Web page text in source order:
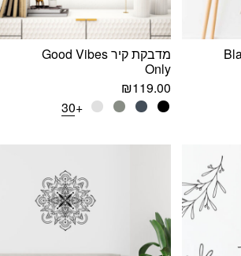
מדבקת קיר Good Vibes
Only
₪119.00
+30